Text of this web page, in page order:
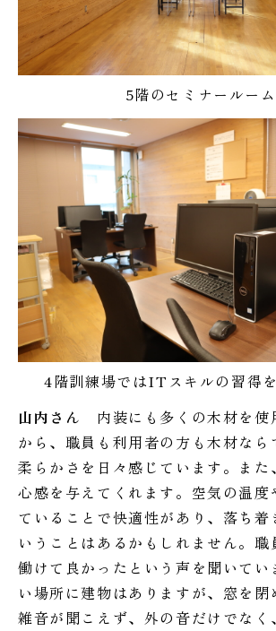
5階のセミナールーム
4階訓練場ではITスキルの習得
山内さん
内装にも多くの木材を使
から、職員も利用者の方も木材なら
柔らかさを日々感じています。また
心感を与えてくれます。空気の温度
ていることで快適性があり、落ち着
いうことはあるかもしれません。職
働けて良かったという声を聞いてい
い場所に建物はありますが、窓を閉
雑音が聞こえず、外の音だけでなく